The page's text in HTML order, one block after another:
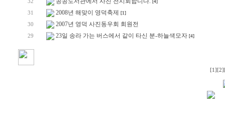
32 [4]
31 2008년 해맞이 영덕축제 [1]
30 2007년 영덕 사진동우회 회원전
29 23일 송라 가는 버스에서 같이 타신 분-하늘색모자 [4]
[1] [2]